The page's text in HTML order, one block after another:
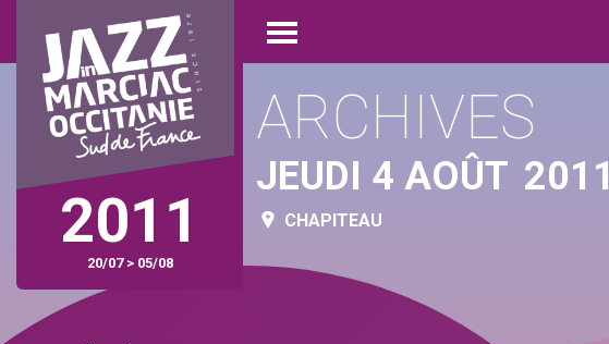
contenu
principal
Open
menu
2011
20/07 > 05/08
ARCHIVES
JEUDI 4 AOÛT 2011
CHAPITEAU
Panneau de gestion des cookies